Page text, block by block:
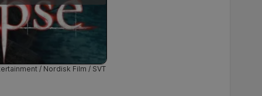
/ Nordisk Film / SVT